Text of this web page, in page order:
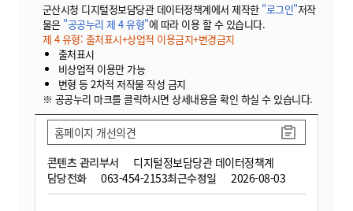
군산시청 디지털정보담당관 데이터정책계에서 제작한 "로그인"저작
물은 "공공누리 제 4 유형"에 따라 이용 할 수 있습니다.
제 4 유형: 출처표시+상업적 이용금지+변경금지
출처표시
비상업적 이용만 가능
변형 등 2차적 저작물 작성 금지
※ 공공누리 마크를 클릭하시면 상세내용을 확인 하실 수 있습니다.
콘텐츠 관리부서
디지털정보담당관 데이터정책계
담당전화
063-454-2153최근수정일 2026-08-03
홈페이지 개선의견